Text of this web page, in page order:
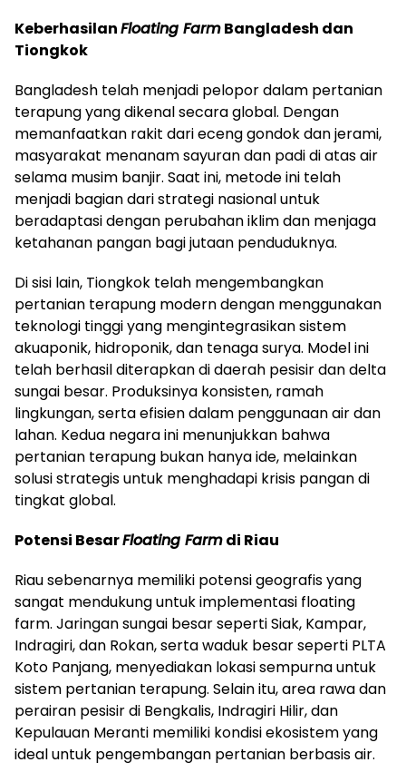
KeberhasilanFloating FarmBangladesh dan
Tiongkok
Bangladesh telah menjadi pelopor dalam pertanian
terapung yang dikenal secara global. Dengan
memanfaatkan rakit dari eceng gondok dan jerami,
masyarakat menanam sayuran dan padi di atas air
selama musim banjir. Saat ini, metode ini telah
menjadi bagian dari strategi nasional untuk
beradaptasi dengan perubahan iklim dan menjaga
ketahanan pangan bagi jutaan penduduknya.
Di sisi lain, Tiongkok telah mengembangkan
pertanian terapung modern dengan menggunakan
teknologi tinggi yang mengintegrasikan sistem
akuaponik, hidroponik, dan tenaga surya. Model ini
telah berhasil diterapkan di daerah pesisir dan delta
sungai besar. Produksinya konsisten, ramah
lingkungan, serta efisien dalam penggunaan air dan
lahan. Kedua negara ini menunjukkan bahwa
pertanian terapung bukan hanya ide, melainkan
solusi strategis untuk menghadapi krisis pangan di
tingkat global.
Potensi BesarFloating Farmdi Riau
Riau sebenarnya memiliki potensi geografis yang
sangat mendukung untuk implementasi floating
farm. Jaringan sungai besar seperti Siak, Kampar,
Indragiri, dan Rokan, serta waduk besar seperti PLTA
Koto Panjang, menyediakan lokasi sempurna untuk
sistem pertanian terapung. Selain itu, area rawa dan
perairan pesisir di Bengkalis, Indragiri Hilir, dan
Kepulauan Meranti memiliki kondisi ekosistem yang
ideal untuk pengembangan pertanian berbasis air.